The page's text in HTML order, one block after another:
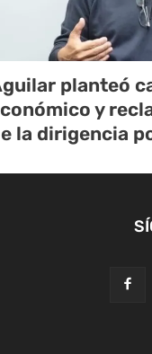
planteó
y
la dirigencia